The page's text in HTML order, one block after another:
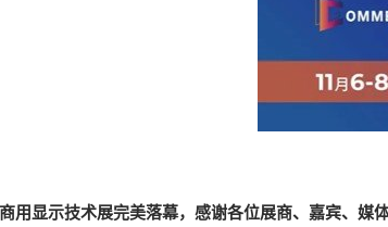
用显示技术展完美落幕，感谢各位展商、嘉宾、媒